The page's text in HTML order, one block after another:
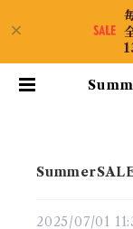
SummerSALE
2025/07/01